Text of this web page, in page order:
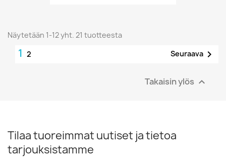
Näytetään 1-12 yht. 21 tuotteesta
1 2 Seuraava 
Takaisin ylös 
Tilaa tuoreimmat uutiset ja tietoa
tarjouksistamme